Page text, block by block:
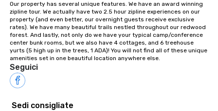
Our property has several unique features. We have an award winning
zipline tour. We actually have two 2.5 hour zipline experiences on our
property (and even better, our overnight guests receive exclusive
rates). We have many beautiful trails nestled throughout our redwood
forest. And lastly, not only do we have your typical camp/conference
center bunk rooms, but we also have 4 cottages, and 6 treehouse
yurts (5 high up in the trees, 1 ADA)! You will not find all of these unique
amenities set in one beautiful location anywhere else.
Seguici
Sedi consigliate